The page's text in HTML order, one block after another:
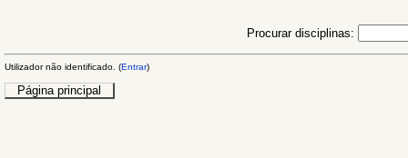
Procurar disciplinas:
Utilizador não identificado. (Entrar)
Página principal